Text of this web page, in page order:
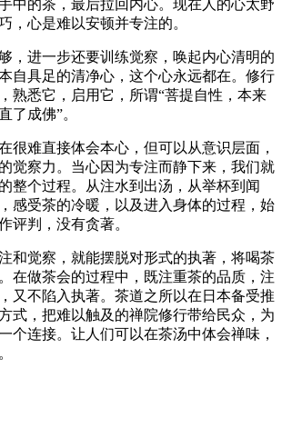
中的茶，最后拉回内心。现在人的心太野
，心是难以安顿并专注的。
进一步还要训练觉察，唤起内心清明的
自具足的清净心，这个心永远都在。修行
熟悉它，启用它，所谓“菩提自性，本来
了成佛”。
难直接体会本心，但可以从意识层面，
觉察力。当心因为专注而静下来，我们就
整个过程。从注水到出汤，从举杯到闻
感受茶的冷暖，以及进入身体的过程，始
评判，没有贪著。
觉察，就能摆脱对形式的执著，将喝茶
在做茶会的过程中，既注重茶的品质，注
又不陷入执著。茶道之所以在日本备受推
式，把难以触及的禅院修行带给民众，为
个连接。让人们可以在茶汤中体会禅味，